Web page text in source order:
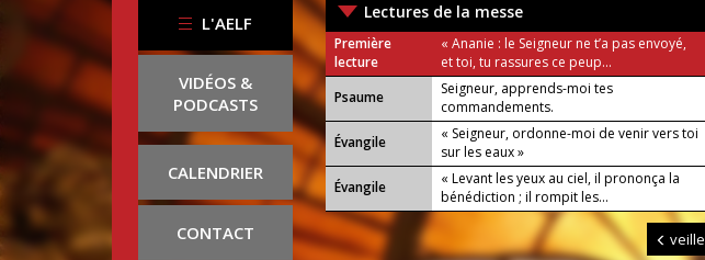
L'AELF
VIDÉOS &
PODCASTS
CALENDRIER
CONTACT
Lectures de la messe
Première
lecture
« Ananie : le Seigneur ne t’a pas envoyé,
et toi, tu rassures ce peup...
Psaume
Seigneur, apprends-moi tes
commandements.
Évangile
« Seigneur, ordonne-moi de venir vers toi
sur les eaux »
Évangile
« Levant les yeux au ciel, il prononça la
bénédiction ; il rompit les...
veille